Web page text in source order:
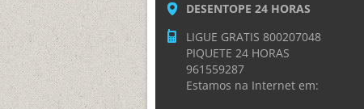
DESENTOPE 24 HORAS
LIGUE GRATIS 800207048
PIQUETE 24 HORAS
961559287
Estamos na Internet em: